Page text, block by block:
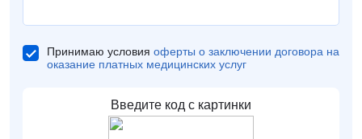
Принимаю условия оферты о заключении договора на
оказание платных медицинских услуг